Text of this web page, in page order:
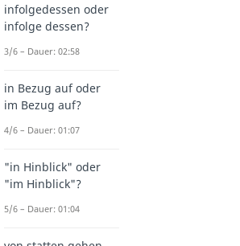
infolgedessen oder
infolge dessen?
3/6 – Dauer: 02:58
in Bezug auf oder
im Bezug auf?
4/6 – Dauer: 01:07
"in Hinblick" oder
"im Hinblick"?
5/6 – Dauer: 01:04